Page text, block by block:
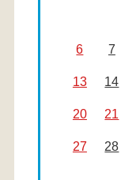
6 7
13 14
20 21
27 28